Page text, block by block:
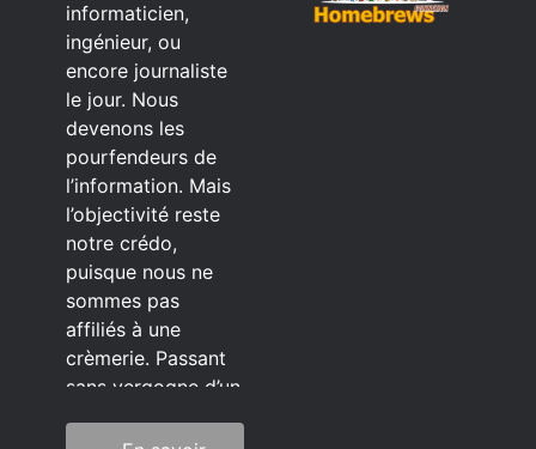
informaticien,
ingénieur, ou
encore journaliste
le jour. Nous
devenons les
pourfendeurs de
l’information. Mais
l’objectivité reste
notre crédo,
puisque nous ne
sommes pas
affiliés à une
crèmerie. Passant
sans vergogne d’un